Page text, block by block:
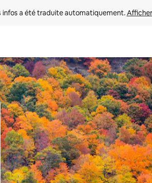
infos a été traduite automatiquement.